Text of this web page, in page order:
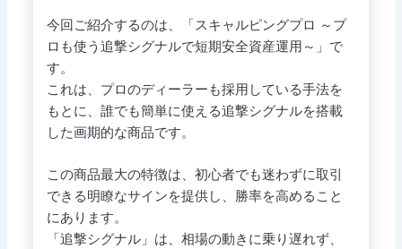
今回ご紹介するのは、「スキャルピングプロ ～プ
ロも使う追撃シグナルで短期安全資産運用～」で
す。
これは、プロのディーラーも採用している手法を
もとに、誰でも簡単に使える追撃シグナルを搭載
した画期的な商品です。
この商品最大の特徴は、初心者でも迷わずに取引
できる明瞭なサインを提供し、勝率を高めること
にあります。
「追撃シグナル」は、相場の動きに乗り遅れず、